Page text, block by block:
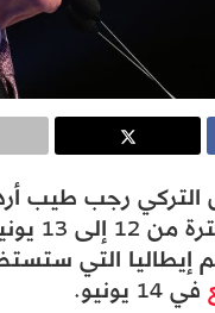
رجب طيب
إسبانيا
إيطاليا التي
في 14 يونيو.